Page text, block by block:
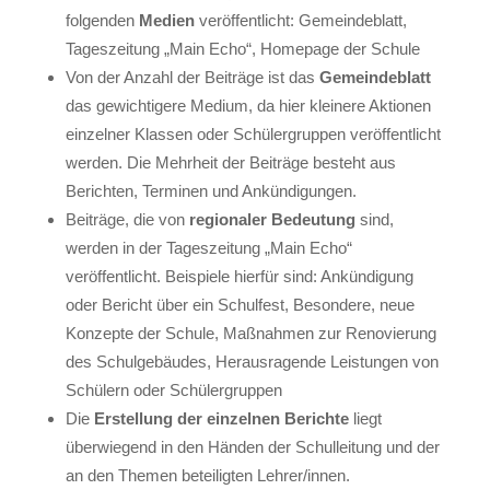
folgenden Medienveröffentlicht: Gemeindeblatt,
Tageszeitung „Main Echo“, Homepage der Schule
Von der Anzahl der Beiträge ist das Gemeindeblatt
das gewichtigere Medium, da hier kleinere Aktionen
einzelner Klassen oder Schülergruppen veröffentlicht
werden. Die Mehrheit der Beiträge besteht aus
Berichten, Terminen und Ankündigungen.
Beiträge, die von regionaler Bedeutung sind,
werden in der Tageszeitung „Main Echo“
veröffentlicht. Beispiele hierfür sind: Ankündigung
oder Bericht über ein Schulfest, Besondere, neue
Konzepte der Schule, Maßnahmen zur Renovierung
des Schulgebäudes, Herausragende Leistungen von
Schülern oder Schülergruppen
Die Erstellung der einzelnen Berichteliegt
überwiegend in den Händen der Schulleitung und der
an den Themen beteiligten Lehrer/innen.